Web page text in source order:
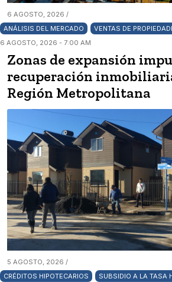
6 AGOSTO, 2026 /
ANÁLISIS DEL MERCADO
VENTAS DE
6 AGOSTO, 2026 - 7:00 AM
Zonas de expansión
recuperación
Región Metropolitana
5 AGOSTO, 2026 /
CRÉDITOS HIPOTECARIOS
SUBSIDIO A LA TASA